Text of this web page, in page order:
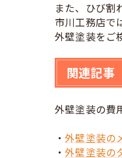
また、ひび割
市川工務店で
外壁塗装をご
関連記事
外壁塗装の費
・外壁塗装の
・外壁塗装の